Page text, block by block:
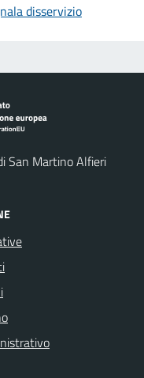
disservizio
San Martino Alfieri